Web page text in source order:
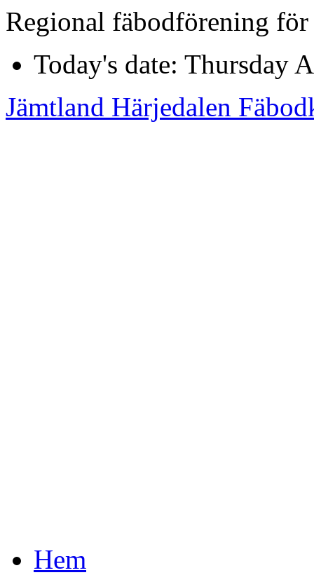
Regional fäbodförening
Today's date: Thursday
Jämtland Härjedalen
Hem